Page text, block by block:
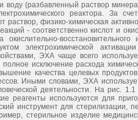
воду (разбавленный раствор
реактора. За
физико-химическая
- соответственно кислот и
электрохимической
ЭХА чаще всего
исключение расхода
качества целевых
Иными словами, ЭХА
деятельности. На рис.
реагенты используются для
инструмент для стерилизации,
стерильное изделие